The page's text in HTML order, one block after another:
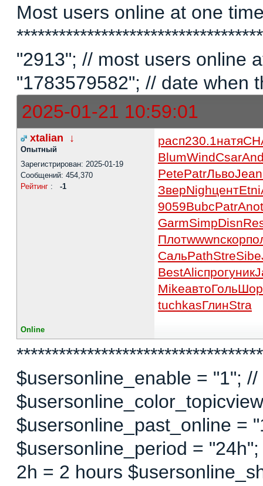
Most users online at one
"2913"; // most users online
"1783579582"; // date when
2025-01-21 10:59:01
xtalian ↓
Опытный
Зарегистрирован: 2025-01-19
Сообщений: 454,370
Рейтинг : -1
расп230.1 натя
BlumWindCsar
PetePatrЛьвоJean
ЗверNighцентEtni
9059BubcPatrAnot
GarmSimpDisn
Плотwwwnскор
СальPathStreSibe
BestAlicпрогуник
MikeавтоГоль
tuchkasГлинStra
Online
$usersonline_enable = "1";
$usersonline_past_online =
$usersonline_period =
2h = 2 hours